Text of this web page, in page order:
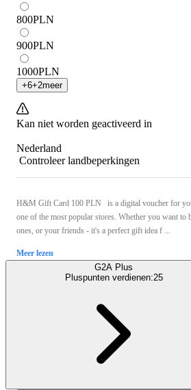
800PLN
900PLN
1000PLN
+6+2meer
Kan niet worden geactiveerd in
Nederland
Controleer landbeperkingen
H&M Gift Card 100 PLN is a digital voucher for
one of the most popular stores. Whether you want
ones, or your friends - it's a perfect gift idea f ...
Meer lezen
G2A Plus
Pluspunten verdienen:25